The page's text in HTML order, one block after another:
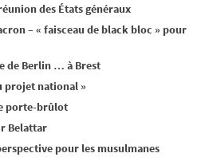
des États généraux
– « faisceau de black bloc » pour
de Berlin … à Brest
projet national »
porte-brûlot
Belattar
pour les musulmanes